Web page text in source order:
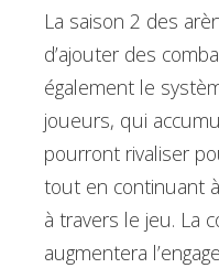
La saison 2 des
d’ajouter des
également le
joueurs, qui
pourront rivaliser
tout en continuant
à travers le jeu. La
augmentera